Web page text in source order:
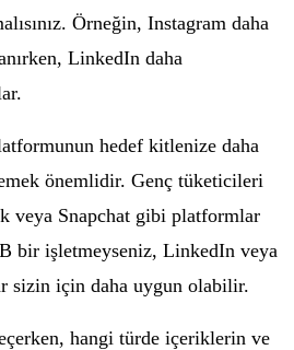
Örneğin, Instagram daha
LinkedIn daha
hedef kitlenize daha
önemlidir. Genç tüketicileri
veya Snapchat gibi platformlar
bir işletmeyseniz, LinkedIn veya
sizin için daha uygun olabilir.
hangi türde içeriklerin ve